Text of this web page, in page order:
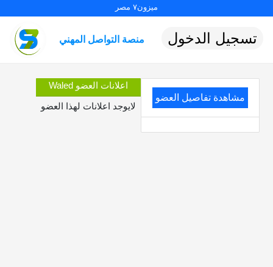
ميزون٧ مصر
منصة التواصل المهني تسجيل الدخول
مشاهدة تفاصيل العضو
اعلانات العضو Waled
لايوجد اعلانات لهذا العضو